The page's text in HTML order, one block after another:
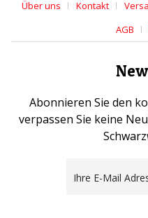
Über uns Kontakt
AGB
Abonnieren Sie den
verpassen Sie keine